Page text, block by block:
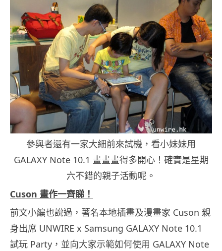
參與者還有一家大細前來試機，看小妹妹用
GALAXY Note 10.1 畫畫畫得多開心！確實是星期
六不錯的親子活動呢。
Cuson 畫作一齊睇！
前文小編也說過，著名本地插畫及漫畫家 Cuson 親
身出席 UNWIRE x Samsung GALAXY Note 10.1
試玩 Party，並向大家示範如何使用 GALAXY Note